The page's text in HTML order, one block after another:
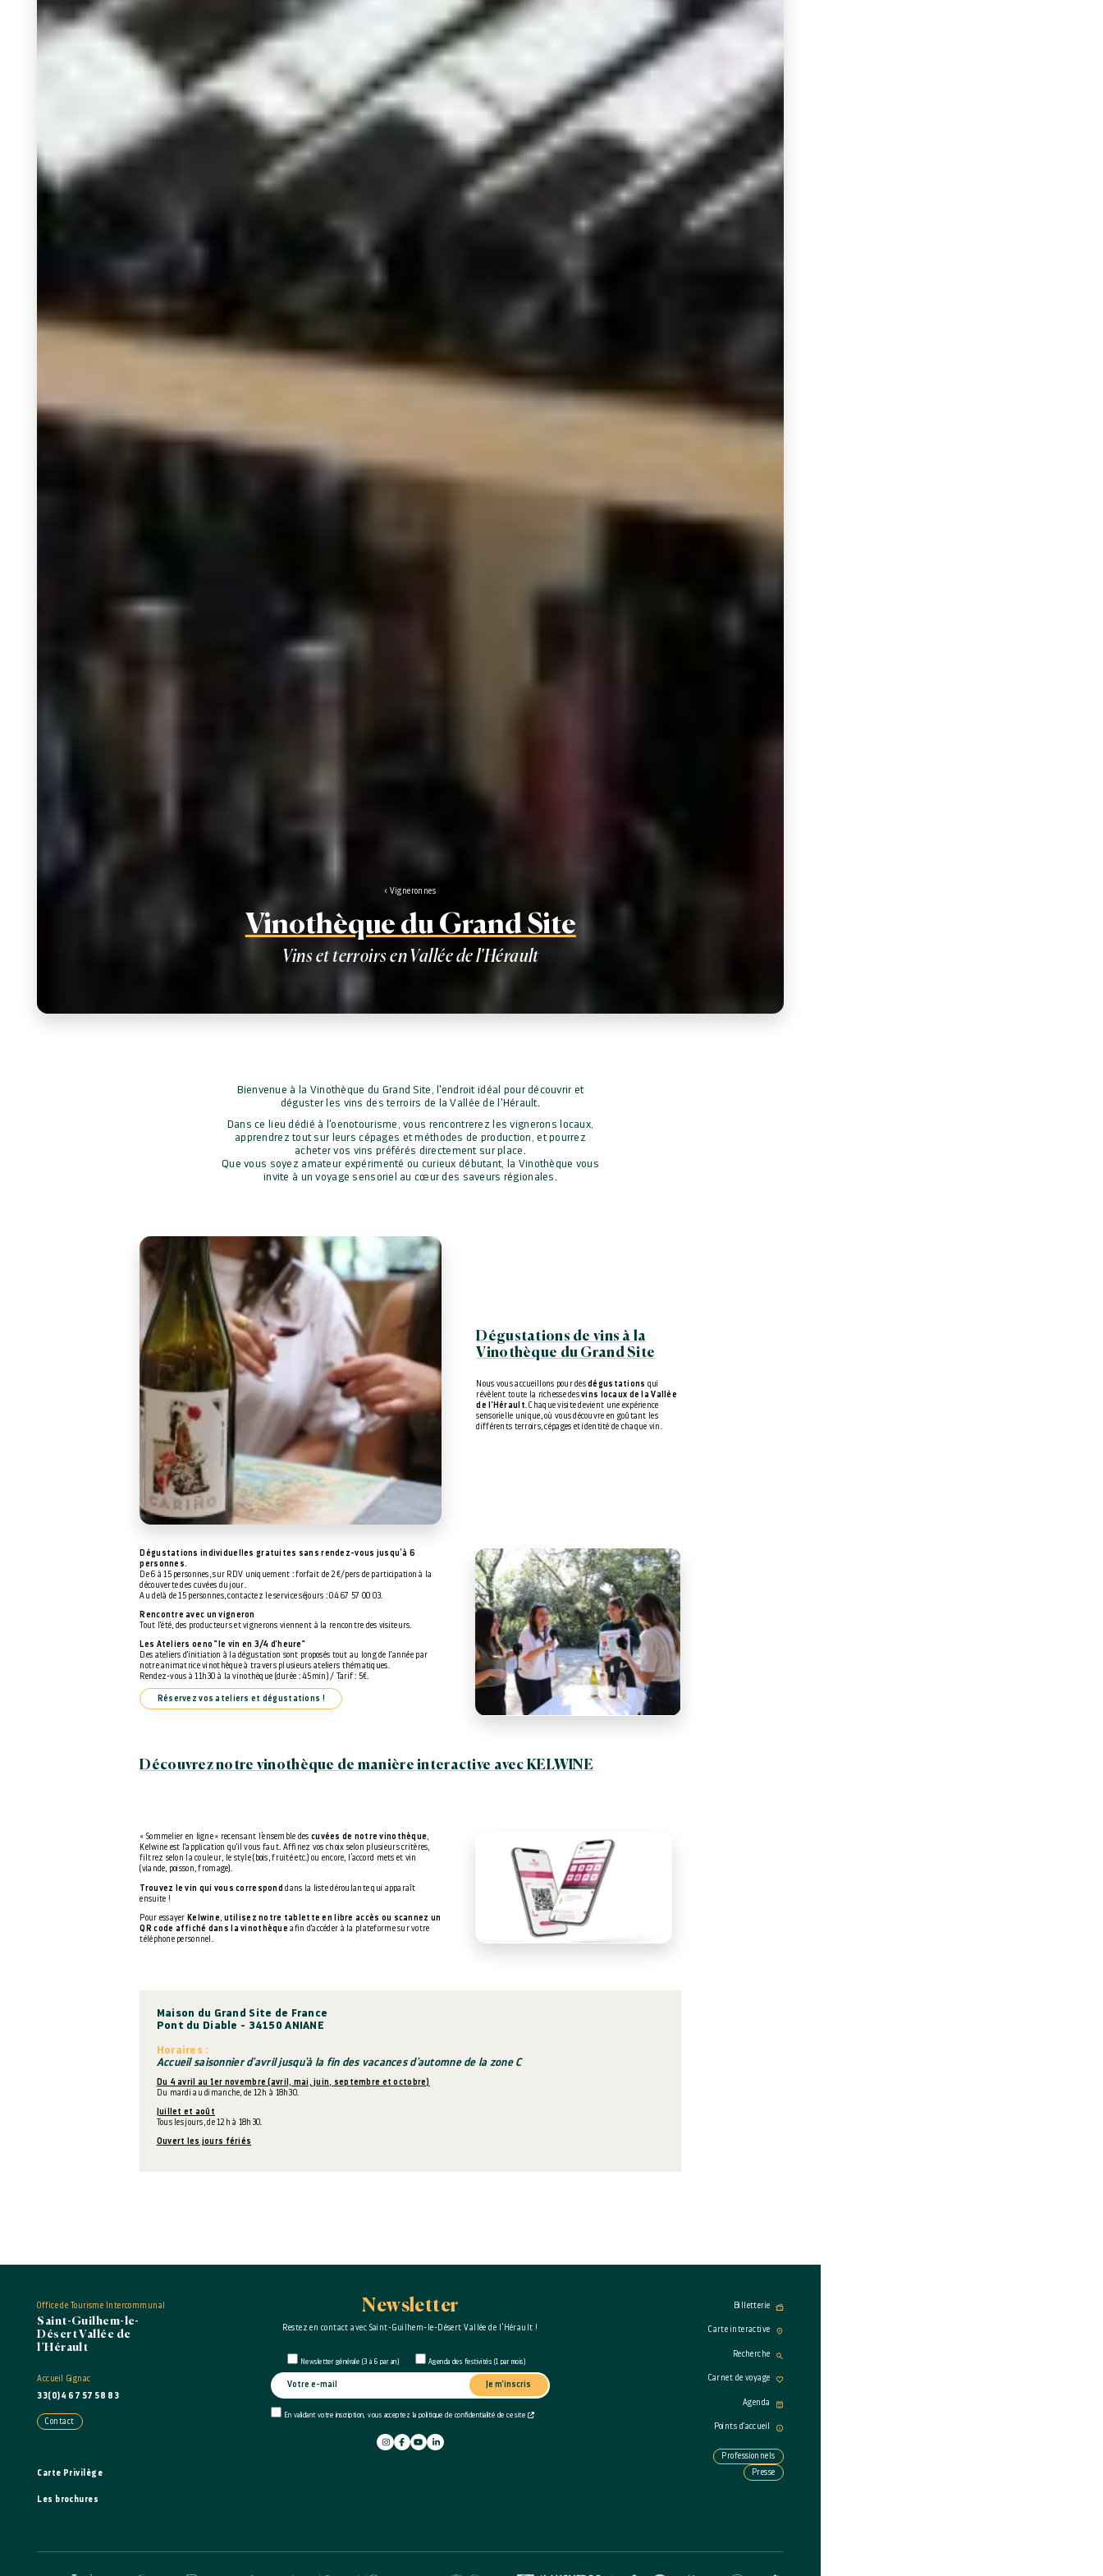
Vigneronnes
Vinothèque du Grand Site
Vins et terroirs en Vallée de l'Hérault
Bienvenue à la Vinothèque du Grand Site, l'endroit idéal pour découvrir et
déguster les vins des terroirs de la Vallée de l'Hérault.
Dans ce lieu dédié à l'oenotourisme, vous rencontrerez les vignerons locaux,
apprendrez tout sur leurs cépages et méthodes de production, et pourrez
acheter vos vins préférés directement sur place.
Que vous soyez amateur expérimenté ou curieux débutant, la Vinothèque vous
invite à un voyage sensoriel au cœur des saveurs régionales.
Dégustations de vins à la
Vinothèque du Grand Site
Nous vous accueillons pour desdégustations qui
révèlent toute la richesse desvins locaux de la Vallée
de l'Hérault . Chaque visite devient une expérience
sensorielle unique, où vous découvre en goûtant les
différents terroirs, cépages et identité de chaque vin.
Dégustations individuelles gratuites sans rendez-vous jusqu’à 6
personnes.
De 6 à 15 personnes, sur RDV uniquement : forfait de 2€/pers de participation à la
découverte des cuvées du jour.
Au delà de 15 personnes, contactez le service séjours : 04 67 57 00 03.
Rencontre avec un vigneron
Tout l'été, des producteurs et vignerons viennent à la rencontre des visiteurs.
Les Ateliers oeno "le vin en 3/4 d'heure"
Des ateliers d'initiation à la dégustation sont proposés tout au long de l'année par
notre animatrice vinothèque à travers plusieurs ateliers thématiques.
Rendez-vous à 11h30 à la vinothèque (durée : 45min) / Tarif : 5€.
Réservez vos ateliers et dégustations !
Découvrez notre vinothèque de manière interactive avec KELWINE
« Sommelier en ligne » recensant l’ensemble des cuvées de notre vinothèque ,
Kelwine est l'application qu'il vous faut. Affinez vos choix selon plusieurs critères,
filtrez selon la couleur, le style (bois, fruité etc.) ou encore, l’accord mets et vin
(viande, poisson, fromage).
Trouvez le vin qui vous correspond dans la liste déroulante qui apparaît
ensuite !
Pour essayer Kelwine utilisez notre tablette en libre accès ou scannez un
QR code affiché dans la vinothèque afin d'accéder à la plateforme sur votre
téléphone personnel.
Maison du Grand Site de France
Pont du Diable - 34150 ANIANE
Horaires :
Accueil saisonnier d'avril jusqu'à la fin des vacances d'automne de la zone C
Du 4 avril au 1er novembre (avril, mai, juin, septembre et octobre)
Du mardi au dimanche, de 12h à 18h30.
Juillet et août
Tous les jours, de 12h à 18h30.
Ouvert les jours fériés
Office de Tourisme Intercommunal
Saint-Guilhem-le-
Désert Vallée de
l’Hérault
Accueil Gignac
33(0)4 67 57 58 83
Contact
Carte Privilège
Les brochures
Newsletter
Restez en contact avec Saint-Guilhem-le-Désert Vallée de l’Hérault !
Newsletter générale (3 à 6 par an) Agenda des festivités (1 par mois)
En validant votre inscription, vous acceptez la politique de confidentialité de ce site
Je m'inscris
Billetterie
Carte interactive
Recherche
Carnet de voyage
Agenda
Points d'accueil
Professionnels
Presse